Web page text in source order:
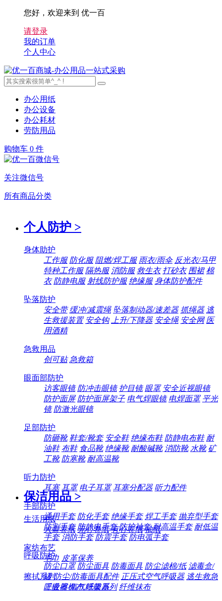
您好，欢迎来到 优一百
请登录
我的订单
个人中心
办公用纸
办公设备
办公耗材
劳防用品
购物车 0 件
关注微信号
所有商品分类
个人防护 >
身体助护
工作服 防化服 阻燃/焊工服 雨衣/雨伞 反光衣/马甲
特种工作服 隔热服 消防服 救生衣 打砂衣 围裙 棉
衣 防静电服 射线防护服 绝缘服 身体防护配件
坠落防护
安全带 缓冲/减震绳 坠落制动器/速差器 抓绳器 逃
生救援装置 安全钩 上升/下降器 安全绳 安全网 医
用酒精
急救用品
创可贴 急救箱
眼面部防护
访客眼镜 防冲击眼镜 护目镜 眼罩 安全近视眼镜
防护面屏 防护面屏架子 电气焊眼镜 电焊面罩 平光
镜 防激光眼镜
足部防护
防砸靴 鞋套/靴套 安全鞋 绝缘布鞋 防静电布鞋 耐
油鞋 布鞋 食品靴 绝缘靴 耐酸碱靴 消防靴 水靴 矿
工靴 防寒靴 耐高温靴
听力防护
耳塞 耳罩 电子耳罩 耳塞分配器 听力配件
手部防护
通用手套 防化手套 绝缘手套 焊工手套 抛弃型手套
防割手套 防静电手套 防护袖套 耐高温手套 耐低温
手套 消防手套 防震手套 防电弧手套
呼吸防护
防尘口罩 防尘面具 防毒面具 防尘滤棉/纸 滤毒盒/
罐 防尘/防毒面具配件 正压式空气呼吸器 逃生救急
呼吸器 氧气呼吸器
保洁用品 >
生活用纸
大盘卷纸 无心卷纸 有心卷纸 抽纸
家纺布艺
毛巾 皮革保养
擦拭系列
工业擦机布 纸架系列 纤维抹布